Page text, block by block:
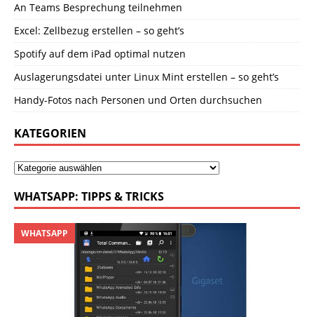
An Teams Besprechung teilnehmen
Excel: Zellbezug erstellen – so geht’s
Spotify auf dem iPad optimal nutzen
Auslagerungsdatei unter Linux Mint erstellen – so geht’s
Handy-Fotos nach Personen und Orten durchsuchen
KATEGORIEN
WHATSAPP: TIPPS & TRICKS
WHATSAPP